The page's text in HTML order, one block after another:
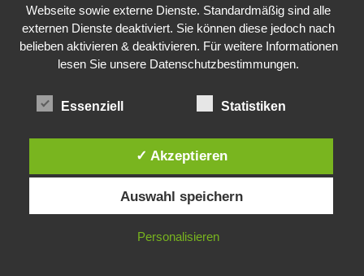
Die Geschichte der Kubushäuser
9. Juli 2018
Was ist denn das? -Mars „SOL 735“ Rover Curiosity
Diese Website verwendet Cookies. Durch die weitere Nutzung dieser
Website stimmst du der Verwendung von Cookies zu.
IN ORDNUNG
Webseite sowie externe Dienste. Standardmäßig sind alle
externen Dienste deaktiviert. Sie können diese jedoch nach
belieben aktivieren & deaktivieren. Für weitere Informationen
lesen Sie unsere Datenschutzbestimmungen.
Essenziell Statistiken
✓ Akzeptieren
Auswahl speichern
Personalisieren